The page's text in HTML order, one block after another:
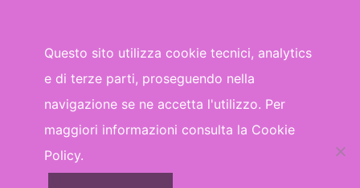
Dichiarazione di accessibilità
WhatsApp Facebook
Questo sito utilizza cookie tecnici, analytics
e di terze parti, proseguendo nella
navigazione se ne accetta l'utilizzo. Per
maggiori informazioni consulta la Cookie
Policy.